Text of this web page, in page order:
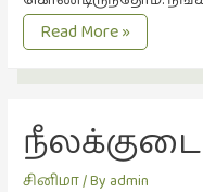
ஓவியங்கள்
கட்டுரைகள்
நடையால்
வென்ற
Read More »
நீலக்குடை
சினிமா/ By admin